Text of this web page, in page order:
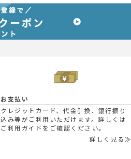
お支払い
クレジットカード、代金引換、銀行振り
込み等がご利用いただけます。詳しくは
ご利用ガイドをご確認ください。
詳しく見る≫